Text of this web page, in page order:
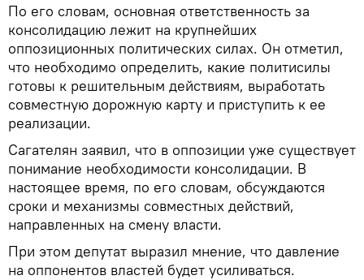
По его словам, основная ответственность за
консолидацию лежит на крупнейших
оппозиционных политических силах. Он отметил,
что необходимо определить, какие политисилы
готовы к решительным действиям, выработать
совместную дорожную карту и приступить к ее
реализации.
Сагателян заявил, что в оппозиции уже существует
понимание необходимости консолидации. В
настоящее время, по его словам, обсуждаются
сроки и механизмы совместных действий,
направленных на смену власти.
При этом депутат выразил мнение, что давление
на оппонентов властей будет усиливаться.